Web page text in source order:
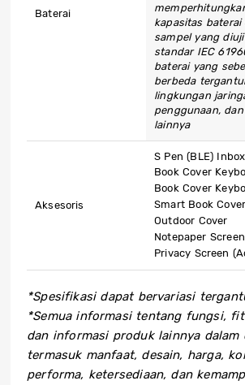
Baterai
kapasitas baterai
sampel yang
standar IEC
baterai yang
berbeda
lingkungan
penggunaan,
lainnya
Aksesoris
S Pen (BLE) Inbox
Book Cover
Book Cover
Smart Book Cover
Outdoor Cover
Notepaper
Privacy Screen
*Spesifikasi dapat bervariasi
*Semua informasi tentang fungsi,
dan informasi produk lainnya dalam
termasuk manfaat, desain, harga,
performa, ketersediaan, dan